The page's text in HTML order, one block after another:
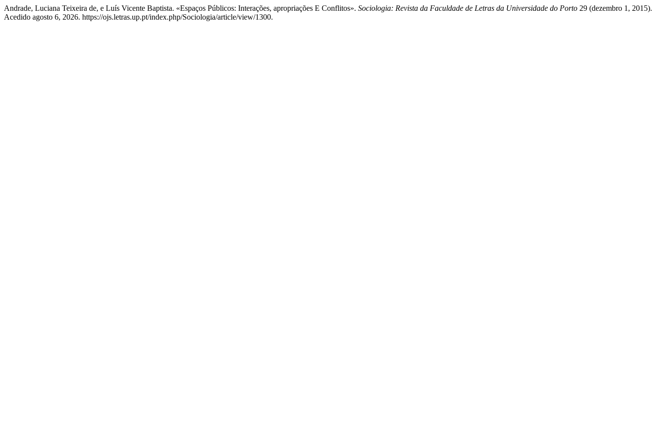
Andrade, Luciana Teixeira de, e Luís Vicente Baptista. «Espaços Públicos: Interações, apropriações E Conflitos». Sociologia: Revista da Faculdade de Letras da Universidade do Porto 29 (dezembro 1, 2015).
Acedido agosto 6, 2026. https://ojs.letras.up.pt/index.php/Sociologia/article/view/1300.